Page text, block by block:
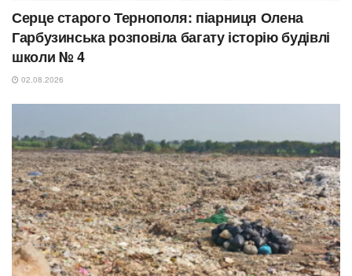
Серце старого Тернополя: піарниця Олена
Гарбузинська розповіла багату історію будівлі
школи № 4
02.08.2026